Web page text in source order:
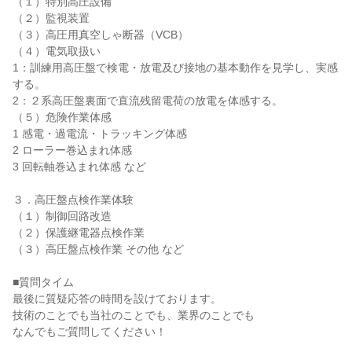
（２）監視装置
（３）高圧用真空しゃ断器（VCB）
（４）電気取扱い
1：訓練用高圧盤で検電・放電及び接地の基本動作を見学し、実感
する。
2：２系高圧盤裏面で直流残留電荷の放電を体感する。
（５）危険作業体感
1 感電・過電流・トラッキング体感
2 ローラー巻込まれ体感
3 回転軸巻込まれ体感 など
３．高圧盤点検作業体験
（１）制御回路改造
（２）保護継電器点検作業
（３）高圧盤点検作業 その他 など
■質問タイム
最後に質疑応答の時間を設けております。
技術のことでも当社のことでも、業界のことでも
なんでもご質問してください！